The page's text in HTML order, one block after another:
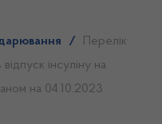
/
Перелік
інсуліну на
на 04.10.2023